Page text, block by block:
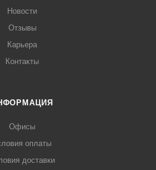
Новости
Отзывы
Карьера
Контакты
Офисы
оплаты
доставки